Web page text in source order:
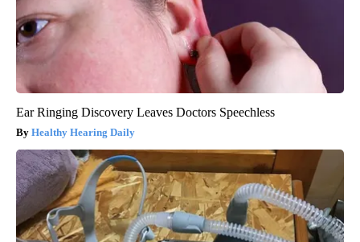
Ear Ringing Discovery Leaves Doctors Speechless
Healthy Hearing Daily